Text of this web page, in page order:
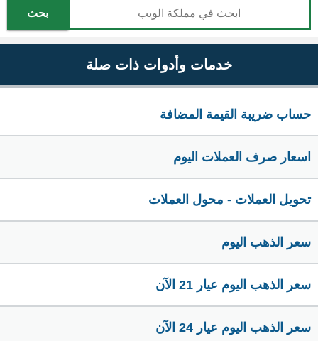
بحث
خدمات وأدوات ذات صلة
حساب ضريبة القيمة المضافة
اسعار صرف العملات اليوم
تحويل العملات - محول العملات
سعر الذهب اليوم
سعر الذهب اليوم عيار 21 الآن
سعر الذهب اليوم عيار 24 الآن